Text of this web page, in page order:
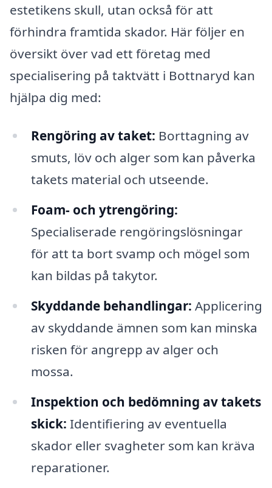
estetikens skull, utan också för att
förhindra framtida skador. Här följer en
översikt över vad ett företag med
specialisering på taktvätt i Bottnaryd kan
hjälpa dig med:
Rengöring av taket: Borttagning av
smuts, löv och alger som kan påverka
takets material och utseende.
Foam- och ytrengöring:
Specialiserade rengöringslösningar
för att ta bort svamp och mögel som
kan bildas på takytor.
Skyddande behandlingar: Applicering
av skyddande ämnen som kan minska
risken för angrepp av alger och
mossa.
Inspektion och bedömning av takets
skick: Identifiering av eventuella
skador eller svagheter som kan kräva
reparationer.